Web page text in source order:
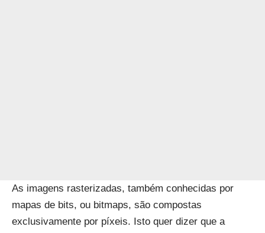
As imagens rasterizadas, também conhecidas por
mapas de bits, ou bitmaps, são compostas
exclusivamente por píxeis. Isto quer dizer que a